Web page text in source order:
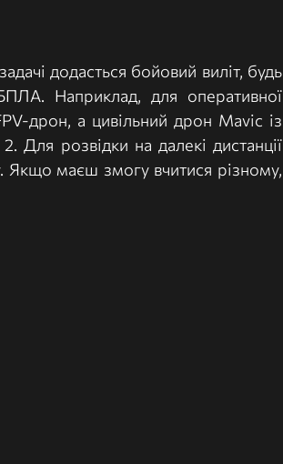
додасться бойовий виліт, будь
Наприклад, для оперативної
дрон, а цивільний дрон Mavic із
розвідки на да­лекі дистанції
Якщо маєш змогу вчитися різному,